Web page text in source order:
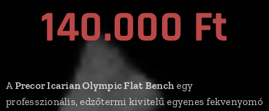
140.000 Ft
APrecor Icarian Olympic Flat Bench egy
professzionális, edzőtermi kivitelű egyenes fekvenyomó